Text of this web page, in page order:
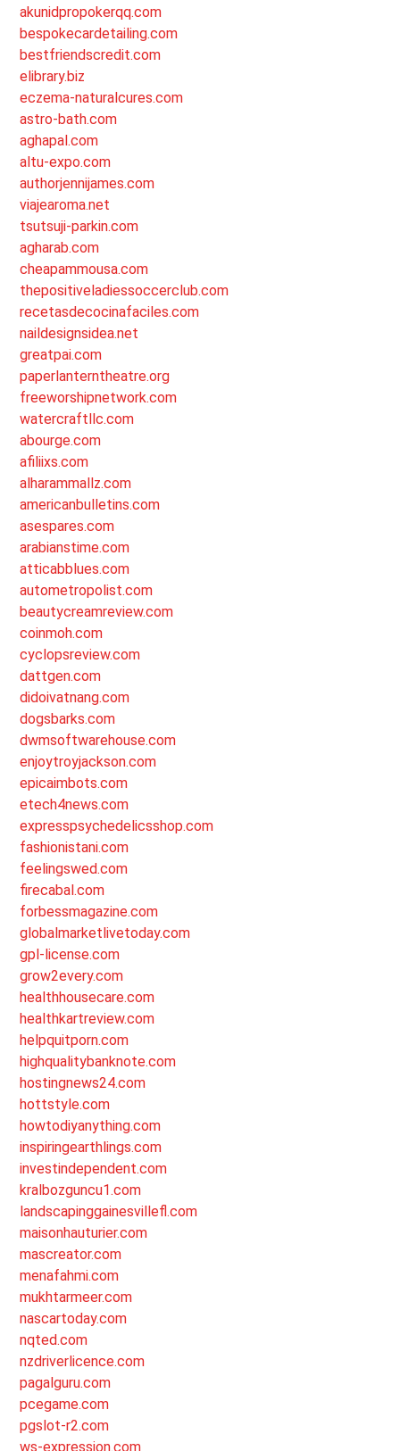
akunidpropokerqq.com
bespokecardetailing.com
bestfriendscredit.com
elibrary.biz
eczema-naturalcures.com
astro-bath.com
aghapal.com
altu-expo.com
authorjennijames.com
viajearoma.net
tsutsuji-parkin.com
agharab.com
cheapammousa.com
thepositiveladiessoccerclub.com
recetasdecocinafaciles.com
naildesignsidea.net
greatpai.com
paperlanterntheatre.org
freeworshipnetwork.com
watercraftllc.com
abourge.com
afiliixs.com
alharammallz.com
americanbulletins.com
asespares.com
arabianstime.com
atticabblues.com
autometropolist.com
beautycreamreview.com
coinmoh.com
cyclopsreview.com
dattgen.com
didoivatnang.com
dogsbarks.com
dwmsoftwarehouse.com
enjoytroyjackson.com
epicaimbots.com
etech4news.com
expresspsychedelicsshop.com
fashionistani.com
feelingswed.com
firecabal.com
forbessmagazine.com
globalmarketlivetoday.com
gpl-license.com
grow2every.com
healthhousecare.com
healthkartreview.com
helpquitporn.com
highqualitybanknote.com
hostingnews24.com
hottstyle.com
howtodiyanything.com
inspiringearthlings.com
investindependent.com
kralbozguncu1.com
landscapinggainesvillefl.com
maisonhauturier.com
mascreator.com
menafahmi.com
mukhtarmeer.com
nascartoday.com
nqted.com
nzdriverlicence.com
pagalguru.com
pcegame.com
pgslot-r2.com
ws-expression.com